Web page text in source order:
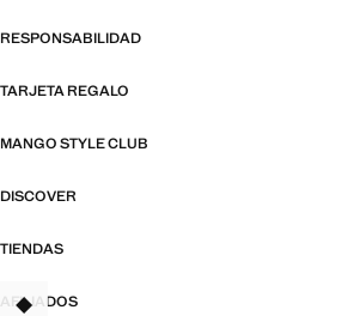
RESPONSABILIDAD
TARJETA REGALO
MANGO STYLE CLUB
DISCOVER
TIENDAS
AFILIADOS